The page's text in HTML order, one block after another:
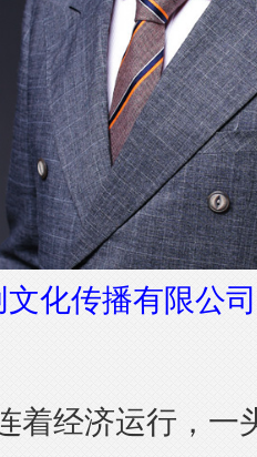
化传播有限公
经济运行，一